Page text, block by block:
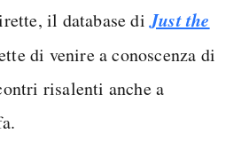
il database diJust the
di venire a conoscenza di
risalenti anche a